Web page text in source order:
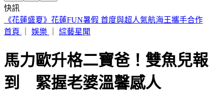
快訊
快訊／楊銘威11年婚姻離婚 方志友證實了
首頁
娛樂 綜藝星聞
馬力歐升格二寶爸！雙魚兒報
到 緊握老婆溫馨感人